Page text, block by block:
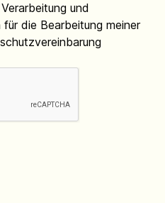
und
die Bearbeitung meiner